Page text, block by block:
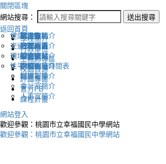
關閉區塊
網站搜尋：
送出搜尋
返回首頁
學校簡介
認識幸福
地理位置
英文網站
幸福相簿
媒體報導
行政單位
校長室簡介
教務處簡介
學務處簡介
總務處簡介
輔導室簡介
會計室簡介
人事室簡介
生親師專區
新生專區
升學專區
圖書館藏
學校作息時間表
校園資源
電子報
下載列表
評鑑專區
健康促進
交通安全
環境教育
性平教育
官方FB
課程計畫
網站登入
歡迎參觀：桃園市立幸福國民中學網站
歡迎參觀：桃園市立幸福國民中學網站